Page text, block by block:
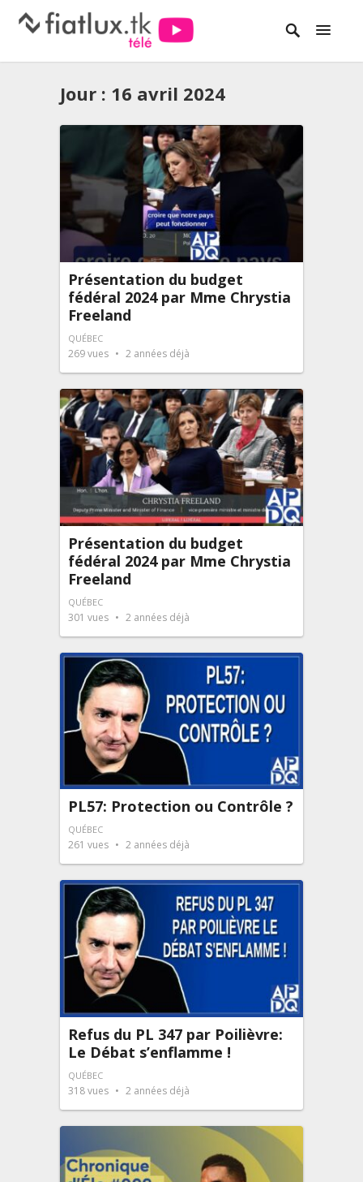
Jour : 16 avril 2024
Présentation du budget
fédéral 2024 par Mme Chrystia
Freeland
QUÉBEC
269vues 2 années déjà
Présentation du budget
fédéral 2024 par Mme Chrystia
Freeland
QUÉBEC
301 vues 2 années déjà
PL57: Protection ou Contrôle ?
QUÉBEC
261 vues 2 années déjà
Refus du PL 347 par Poilièvre:
Le Débat s’enflamme !
QUÉBEC
318vues 2 années déjà